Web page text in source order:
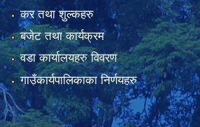
कर तथा शुल्कहरु
बजेट तथा कार्यक्रम
वडा कार्यालयहरु विवरण
गाउँकार्यपालिकाका निर्णयहरु